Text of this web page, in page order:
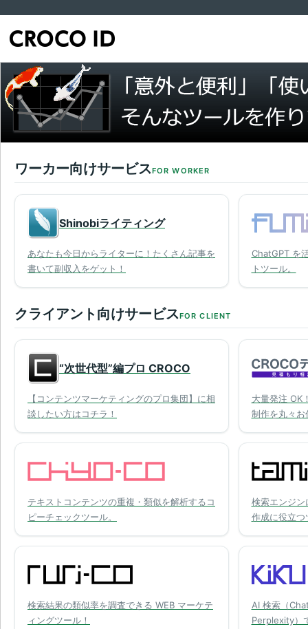
ワーカー向けサービスFOR WORKER
Shinobiライティング
あなたも今日からライターに！たくさん記事を
書いて副収入をゲット！
ChatGPT を
トツール。
クライアント向けサービスFOR CLIENT
“次世代型”編プロ CROCO
【コンテンツマーケティングのプロ集団】に相
談したい方はコチラ！
大量発注 OK
制作を丸々お
テキストコンテンツの重複・類似を解析するコ
ピーチェックツール。
検索エンジ
作成に役立つ
検索結果の類似率を調査できる WEB マーケテ
ィングツール！
AI 検索（
Perplexity）